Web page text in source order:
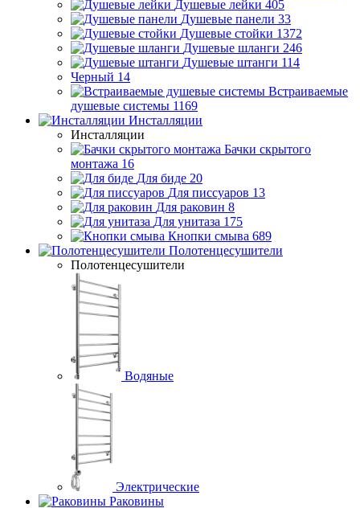
Душевые лейки 405
Душевые панели 33
Душевые стойки 1372
Душевые шланги 246
Душевые штанги 114
Черный 14
Встраиваемые
душевые системы 1169
Инсталляции
Инсталляции
Бачки скрытого
монтажа 16
Для биде 20
Для писсуаров 13
Для раковин 8
Для унитаза 175
Кнопки смыва 689
Полотенцесушители
Полотенцесушители
Водяные
Электрические
Раковины